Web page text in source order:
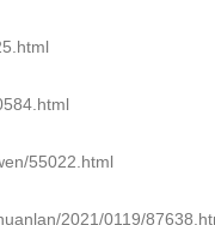
55022.html
2021/0119/